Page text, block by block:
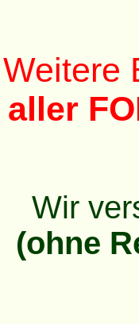
Weitere
aller
Wir
(ohne